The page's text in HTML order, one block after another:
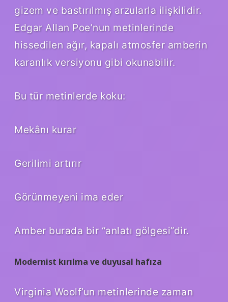
gizem ve bastırılmış arzularla ilişkilidir.
Edgar Allan Poe’nun metinlerinde
hissedilen ağır, kapalı atmosfer amberin
karanlık versiyonu gibi okunabilir.
Bu tür metinlerde koku:
Mekânı kurar
Gerilimi artırır
Görünmeyeni ima eder
Amber burada bir “anlatı gölgesi”dir.
Modernist kırılma ve duyusal hafıza
Virginia Woolf’un metinlerinde zaman